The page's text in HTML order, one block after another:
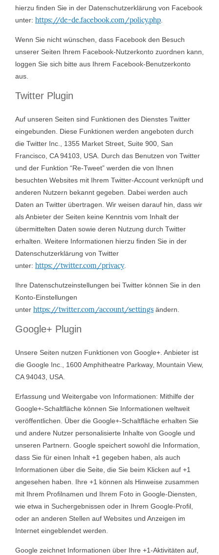
hierzu finden Sie in der Datenschutzerklärung von Facebook
unter: https://de-de.facebook.com/policy.php
Wenn Sie nicht wünschen, dass Facebook den Besuch
unserer Seiten Ihrem Facebook-Nutzerkonto zuordnen kann,
loggen Sie sich bitte aus Ihrem Facebook-Benutzerkonto
aus.
Twitter Plugin
Auf unseren Seiten sind Funktionen des Dienstes Twitter
eingebunden. Diese Funktionen werden angeboten durch
die Twitter Inc., 1355 Market Street, Suite 900, San
Francisco, CA 94103, USA. Durch das Benutzen von Twitter
und der Funktion “Re-Tweet” werden die von Ihnen
besuchten Websites mit Ihrem Twitter-Account verknüpft und
anderen Nutzern bekannt gegeben. Dabei werden auch
Daten an Twitter übertragen. Wir weisen darauf hin, dass wir
als Anbieter der Seiten keine Kenntnis vom Inhalt der
übermittelten Daten sowie deren Nutzung durch Twitter
erhalten. Weitere Informationen hierzu finden Sie in der
Datenschutzerklärung von Twitter
unter: https://twitter.com/privacy.
Ihre Datenschutzeinstellungen bei Twitter können Sie in den
Konto-Einstellungen
unter https://twitter.com/account/settings ändern.
Google+ Plugin
Unsere Seiten nutzen Funktionen von Google+. Anbieter ist
die Google Inc., 1600 Amphitheatre Parkway, Mountain View,
CA 94043, USA.
Erfassung und Weitergabe von Informationen: Mithilfe der
Google+-Schaltfläche können Sie Informationen weltweit
veröffentlichen. Über die Google+-Schaltfläche erhalten Sie
und andere Nutzer personalisierte Inhalte von Google und
unseren Partnern. Google speichert sowohl die Information,
dass Sie für einen Inhalt +1 gegeben haben, als auch
Informationen über die Seite, die Sie beim Klicken auf +1
angesehen haben. Ihre +1 können als Hinweise zusammen
mit Ihrem Profilnamen und Ihrem Foto in Google-Diensten,
wie etwa in Suchergebnissen oder in Ihrem Google-Profil,
oder an anderen Stellen auf Websites und Anzeigen im
Internet eingeblendet werden.
Google zeichnet Informationen über Ihre +1-Aktivitäten auf,